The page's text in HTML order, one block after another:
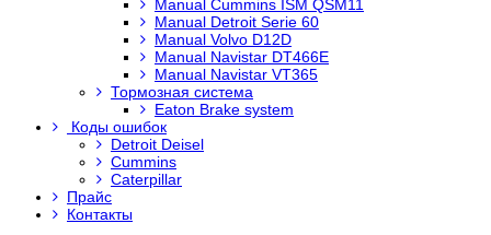
Manual Cummins ISM QSM11
Manual Detroit Serie 60
Manual Volvo D12D
Manual Navistar DT466E
Manual Navistar VT365
Тормозная система
Eaton Brake system
Коды ошибок
Detroit Deisel
Cummins
Caterpillar
Прайс
Контакты